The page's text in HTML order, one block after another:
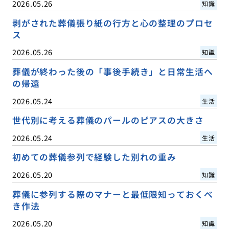
2026.05.26 知識
剥がされた葬儀張り紙の行方と心の整理のプロセ
ス
2026.05.26 知識
葬儀が終わった後の「事後手続き」と日常生活へ
の帰還
2026.05.24 生活
世代別に考える葬儀のパールのピアスの大きさ
2026.05.24 生活
初めての葬儀参列で経験した別れの重み
2026.05.20 知識
葬儀に参列する際のマナーと最低限知っておくべ
き作法
2026.05.20 知識